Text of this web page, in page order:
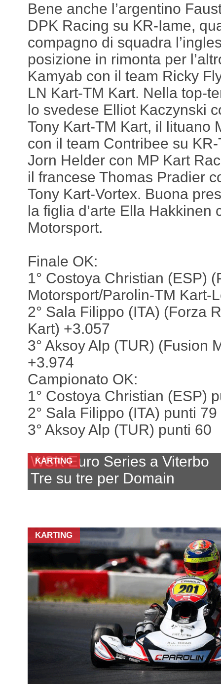
Bene anche l’argentino
DPK Racing su KR-Iame,
compagno di squadra
posizione in rimonta per
Kamyab con il team Ricky
LN Kart-TM Kart. Nella top-
lo svedese Elliot Kaczynski
Tony Kart-TM Kart, il lituano
con il team Contribee su
Jorn Helder con MP Kart
il francese Thomas Pradier
Tony Kart-Vortex. Buona
la figlia d’arte Ella Hakkinen
Motorsport.
Finale OK:
1° Costoya Christian (ESP)
Motorsport/Parolin-TM Kart-
2° Sala Filippo (ITA) (Forza
Kart) +3.057
3° Aksoy Alp (TUR) (Fusion
+3.974
Campionato OK:
1° Costoya Christian (ESP)
2° Sala Filippo (ITA) punti 79
3° Aksoy Alp (TUR) punti 60
KARTING
WSK Euro Series a Viterbo
Tre su tre per Domain
KARTING